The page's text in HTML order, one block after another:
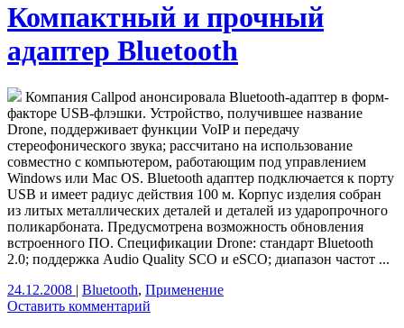
Компактный и прочный
адаптер Bluetooth
Компания Callpod анонсировала Bluetooth-адаптер в форм-
факторе USB-флэшки. Устройство, получившее название
Drone, поддерживает функции VoIP и передачу
стереофонического звука; рассчитано на использование
совместно с компьютером, работающим под управлением
Windows или Mac OS. Bluetooth адаптер подключается к порту
USB и имеет радиус действия 100 м. Корпус изделия собран
из литых металлических деталей и деталей из ударопрочного
поликарбоната. Предусмотрена возможность обновления
встроенного ПО. Спецификации Drone: стандарт Bluetooth
2.0; поддержка Audio Quality SCO и eSCO; диапазон частот ...
24.12.2008 | Bluetooth, Применение
Оставить комментарий